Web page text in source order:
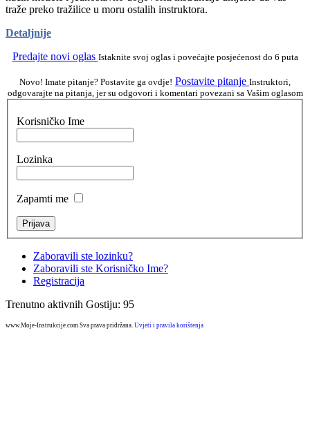
traže preko tražilice u moru ostalih instruktora.
Detaljnije
Predajte novi oglas Istaknite svoj oglas i povećajte posjećenost do 6 puta
Novo! Imate pitanje? Postavite ga ovdje! Postavite pitanje Instruktori,
odgovarajte na pitanja, jer su odgovori i komentari povezani sa Vašim oglasom
Korisničko Ime
Lozinka
Zapamti me
Zaboravili ste lozinku?
Zaboravili ste Korisničko Ime?
Registracija
Trenutno aktivnih Gostiju: 95
www.Moje-Instrukcije.com Sva prava pridržana. Uvjeti i pravila korištenja